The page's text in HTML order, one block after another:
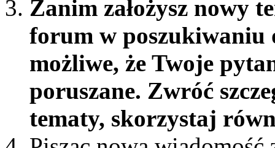
Zanim założysz nowy
forum w poszukiwaniu
możliwe, że Twoje
poruszane. Zwróć
tematy, skorzystaj